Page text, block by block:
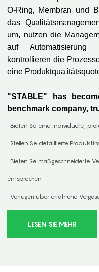
O-Ring, Membran und
das
um, nutzen die
auf Automatisierung
kontrollieren die
eine
"STABLE" has
benchmark company,
Bieten Sie eine individuelle,
Stellen Sie detaillierte
Bieten Sie maßgeschneiderte
entsprechen
Verfügen über erfahrene
LESEN SIE MEHR